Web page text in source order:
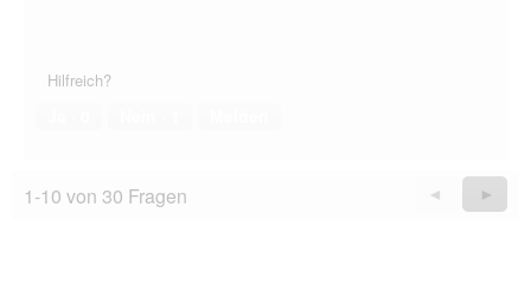
Hilfreich?
1-10 von 30 Fragen
Zurück
Questions
◄
Weiter
►